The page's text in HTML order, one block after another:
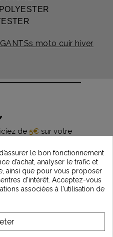
GANTSs moto cuir hiver
de 5€ sur votre
nouveautés
vous reconnaissez avoir pris
le bon fonctionnement
d’achat, analyser le trafic et
ainsi que pour vous proposer
d’intérêt. Acceptez-vous
associées à l'utilisation de